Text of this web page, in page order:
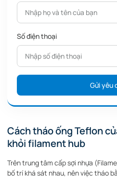
Số điện thoại
Cách tháo ống Teflon
khỏi filament hub
Trên trung tâm cấp sợi nhựa
bố trí khá sát nhau, nên việc tháo